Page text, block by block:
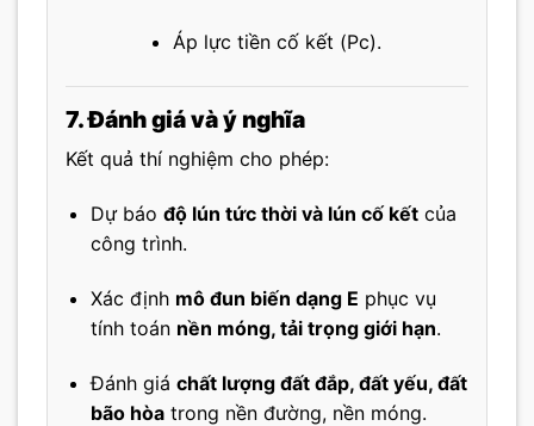
Áp lực tiền cố kết (Pc).
7. Đánh giá và ý nghĩa
Kết quả thí nghiệm cho phép:
Dự báo độ lún tức thời và lún cố kếtcủa
công trình.
Xác định mô đun biến dạng E phục vụ
tính toán nền móng, tải trọng giới hạn.
Đánh giá chất lượng đất đắp, đất yếu, đất
bão hòatrong nền đường, nền móng.